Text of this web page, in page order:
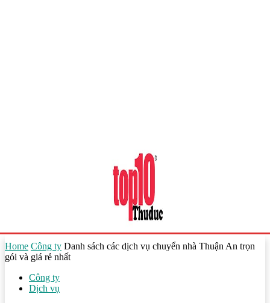
Home Công ty Danh sách các dịch vụ chuyển nhà Thuận An trọn
gói và giá rẻ nhất
Công ty
Dịch vụ